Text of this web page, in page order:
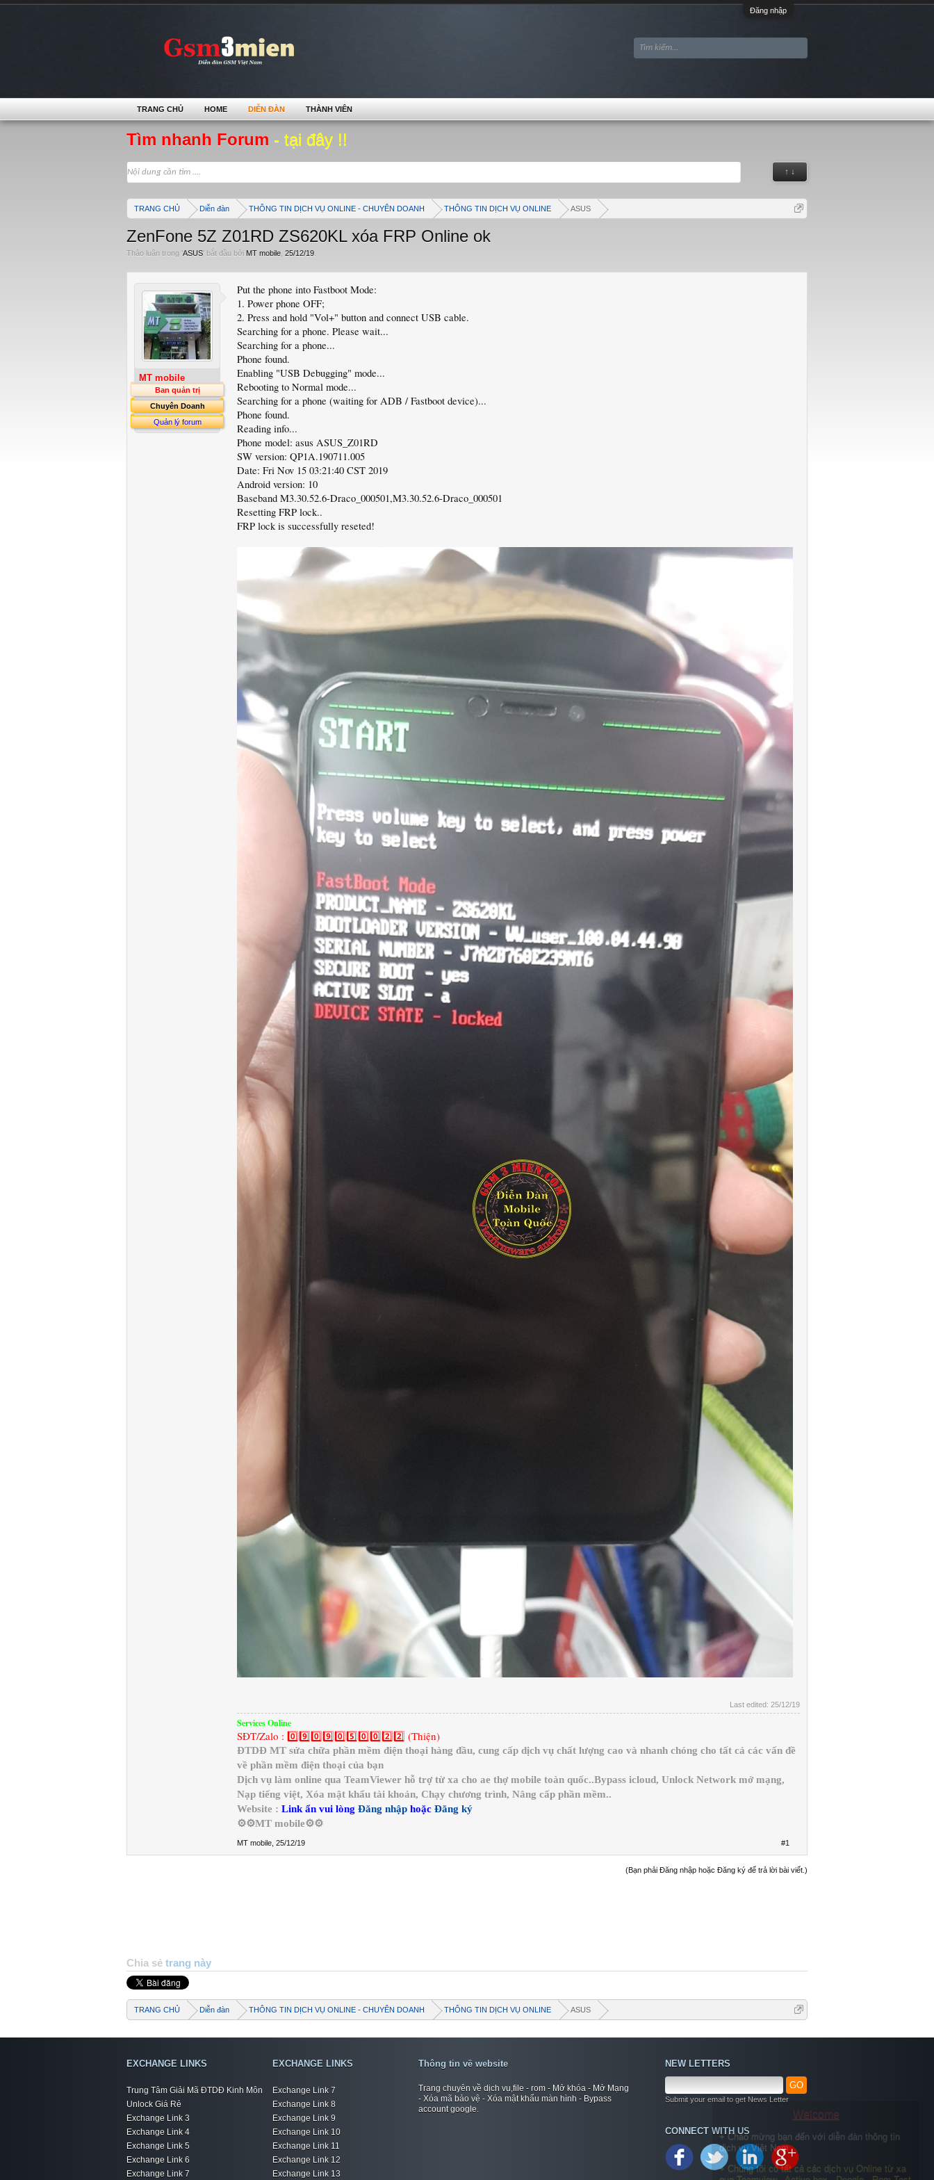
Đăng nhập
Tìm nhanh Forum - tại đây !!
↑ ↓
TRANG CHỦ Diễn đàn THÔNG TIN DỊCH VỤ ONLINE - CHUYÊN DOANH THÔNG TIN DỊCH VỤ ONLINE ASUS
Welcome
+ Chào mừng bạn đến với diễn đàn thông tin
dịch vụ Việt Nam
+ Chúng tôi có tất cả các dịch vụ Online từ xa
ZenFone 5Z Z01RD ZS620KL xóa FRP Online ok
Thảo luận trong 'ASUS' bắt đầu bởi MT mobile 25/12/19
MT mobile
Ban quản trị
Chuyên Doanh
Quản lý forum
Put the phone into Fastboot Mode:
1. Power phone OFF;
2. Press and hold "Vol+" button and connect USB cable.
Searching for a phone. Please wait...
Searching for a phone...
Phone found.
Enabling "USB Debugging" mode...
Rebooting to Normal mode...
Searching for a phone (waiting for ADB / Fastboot device)...
Phone found.
Reading info...
Phone model: asus ASUS_Z01RD
SW version: QP1A.190711.005
Date: Fri Nov 15 03:21:40 CST 2019
Android version: 10
Baseband M3.30.52.6-Draco_000501,M3.30.52.6-Draco_000501
Resetting FRP lock..
FRP lock is successfully reseted!
Last edited: 25/12/19
Services Online
SĐT/Zalo : 0️⃣9️⃣0️⃣9️⃣0️⃣5️⃣0️⃣0️⃣2️⃣2️⃣ (Thiện)
ĐTDĐ MT sửa chữa phần mềm điện thoại hàng đầu, cung cấp dịch vụ chất lượng cao và nhanh chóng cho tất cả các vấn đề
về phần mềm điện thoại của bạn
Dịch vụ làm online qua TeamViewer hỗ trợ từ xa cho ae thợ mobile toàn quốc..Bypass icloud, Unlock Network mở mạng,
Nạp tiếng việt, Xóa mật khẩu tài khoản, Chạy chương trình, Nâng cấp phần mềm..
Website : Link ẩn vui lòng Đăng nhập hoặc Đăng ký
⚙️⚙️MT mobile⚙️⚙️
MT mobile 25/12/19 #1
(Bạn phải Đăng nhập hoặc Đăng ký để trả lời bài viết.)
Chia sẻ trang này
TRANG CHỦ Diễn đàn THÔNG TIN DỊCH VỤ ONLINE - CHUYÊN DOANH THÔNG TIN DỊCH VỤ ONLINE ASUS
TRANG CHỦ HOME DIỄN ĐÀN THÀNH VIÊN
EXCHANGE LINKS
Trung Tâm Giải Mã ĐTDĐ Kinh Môn
Unlock Giá Rẻ
Exchange Link 3
Exchange Link 4
Exchange Link 5
Exchange Link 6
Exchange Link 7
EXCHANGE LINKS
Exchange Link 7
Exchange Link 8
Exchange Link 9
Exchange Link 10
Exchange Link 11
Exchange Link 12
Exchange Link 13
Thông tin về website
Trang chuyên về dịch vụ,file - rom - Mở khóa - Mở Mạng
- Xóa mã bảo vệ - Xóa mật khẩu màn hình - Bypass
account google.
NEW LETTERS
GO
Submit your email to get News Letter
CONNECT WITH US